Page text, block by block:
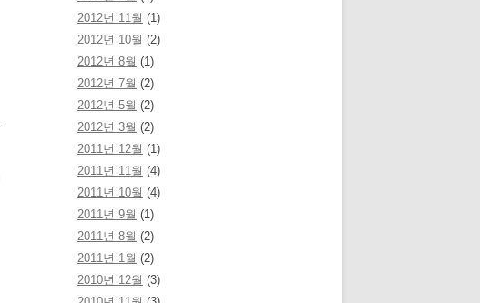
2012년 11월 (1)
2012년 10월 (2)
2012년 8월 (1)
2012년 7월 (2)
2012년 5월 (2)
2012년 3월 (2)
2011년 12월 (1)
2011년 11월 (4)
2011년 10월 (4)
2011년 9월 (1)
2011년 8월 (2)
2011년 1월 (2)
2010년 12월 (3)